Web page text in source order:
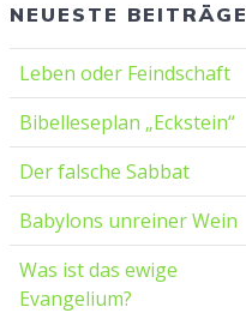
NEUESTE BEITRÄGE
Leben oder Feindschaft
Bibelleseplan „Eckstein“
Der falsche Sabbat
Babylons unreiner Wein
Was ist das ewige
Evangelium?